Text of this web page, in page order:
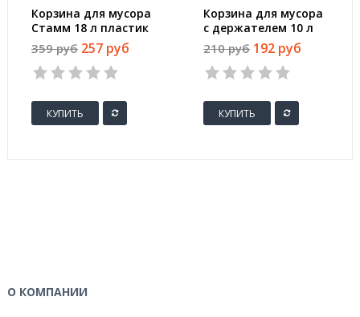
Корзина для мусора
Стамм 18 л пластик
черная (29.5х33 см)
359 руб 257 руб
КУПИТЬ
Корзина для мусора
с держателем 10 л
пластик цвет в
ассортименте (26х26
см)
210 руб 192 руб
КУПИТЬ
О КОМПАНИИ